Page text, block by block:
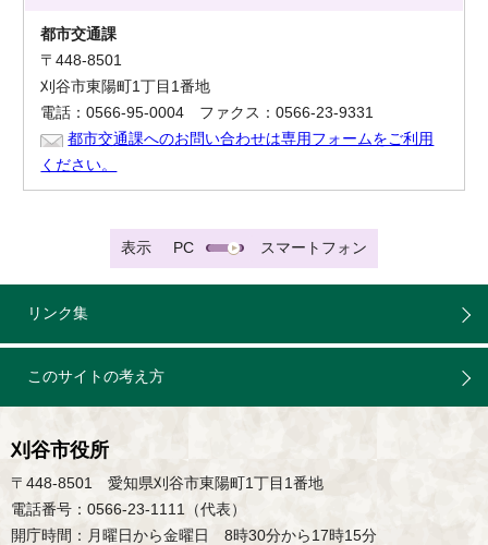
都市交通課
〒448-8501
刈谷市東陽町1丁目1番地
電話：0566-95-0004 ファクス：0566-23-9331
都市交通課へのお問い合わせは専用フォームをご利用
ください。
表示 PC スマートフォン
リンク集
このサイトの考え方
刈谷市役所
〒448-8501 愛知県刈谷市東陽町1丁目1番地
電話番号：0566-23-1111（代表）
開庁時間：月曜日から金曜日 8時30分から17時15分